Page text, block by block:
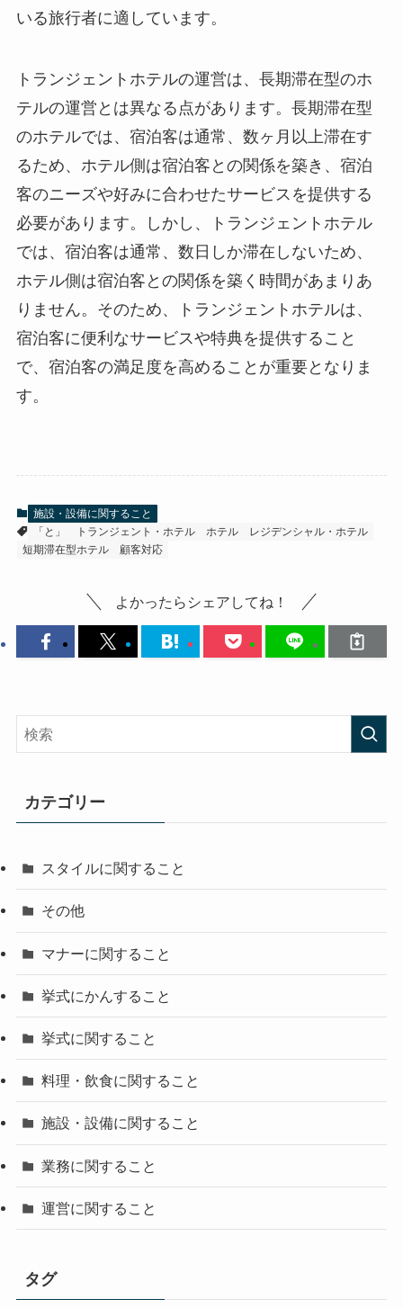
いる旅行者に適しています。
トランジェントホテルの運営は、長期滞在型のホ
テルの運営とは異なる点があります。 長期滞在型
のホテルでは、宿泊客は通常、数ヶ月以上滞在す
るため、ホテル側は宿泊客との関係を築き、宿泊
客のニーズや好みに合わせたサービスを提供する
必要があります。しかし、
トランジェントホテル
では、宿泊客は通常、数日しか滞在しないため、
ホテル側は宿泊客との関係を築く時間があまりあ
りません。 そのため、
トランジェントホテルは、
宿泊客に便利なサービスや特典を提供すること
で、宿泊客の満足度を高めることが重要となりま
す。
施設・設備に関すること
「と」
トランジェント・ホテル ホテル
レジデンシャル・ホテル
短期滞在型ホテル
顧客対応
よかったらシェアしてね！
カテゴリー
スタイルに関すること
その他
マナーに関すること
挙式にかんすること
挙式に関すること
料理・飲食に関すること
施設・設備に関すること
業務に関すること
運営に関すること
タグ